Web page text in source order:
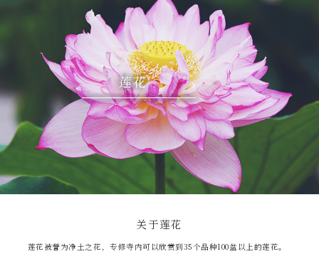
莲花
关于莲花
莲花被誉为净土之花，专修寺内可以欣赏到35个品种100盆以上的莲花。